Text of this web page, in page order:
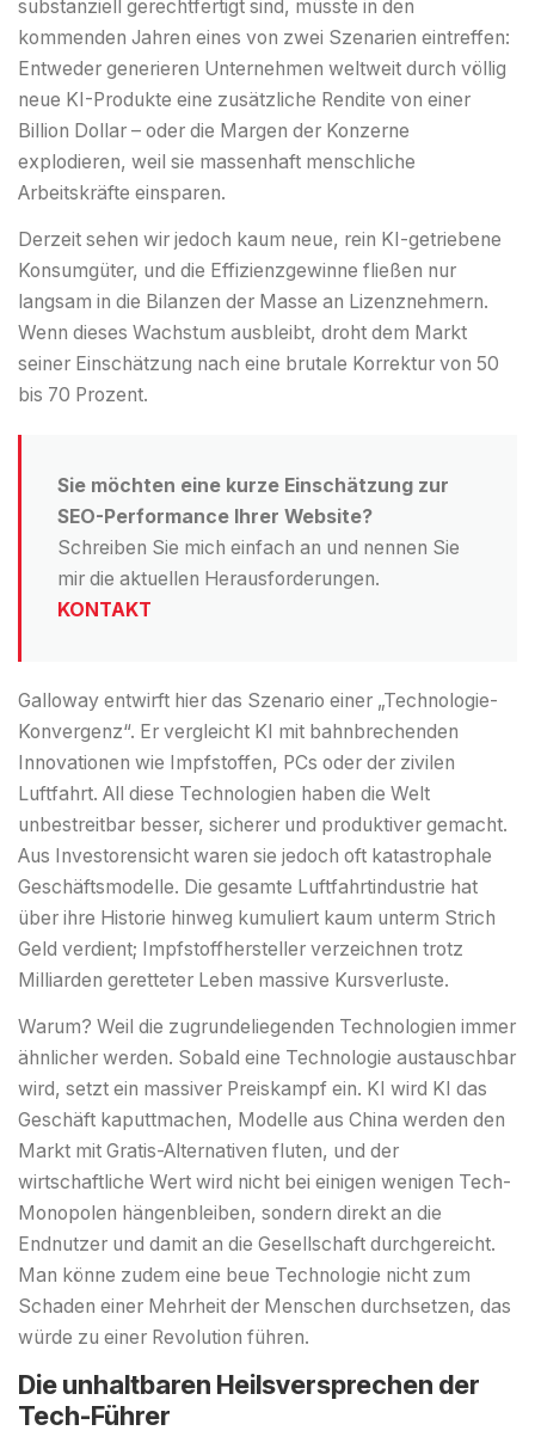
substanziell gerechtfertigt sind, müsste in den
kommenden Jahren eines von zwei Szenarien eintreffen:
Entweder generieren Unternehmen weltweit durch völlig
neue KI-Produkte eine zusätzliche Rendite von einer
Billion Dollar – oder die Margen der Konzerne
explodieren, weil sie massenhaft menschliche
Arbeitskräfte einsparen.
Derzeit sehen wir jedoch kaum neue, rein KI-getriebene
Konsumgüter, und die Effizienzgewinne fließen nur
langsam in die Bilanzen der Masse an Lizenznehmern.
Wenn dieses Wachstum ausbleibt, droht dem Markt
seiner Einschätzung nach eine brutale Korrektur von 50
bis 70 Prozent.
Sie möchten eine kurze Einschätzung zur
SEO-Performance Ihrer Website?
Schreiben Sie mich einfach an und nennen Sie
mir die aktuellen Herausforderungen.
KONTAKT
Galloway entwirft hier das Szenario einer „Technologie-
Konvergenz“. Er vergleicht KI mit bahnbrechenden
Innovationen wie Impfstoffen, PCs oder der zivilen
Luftfahrt. All diese Technologien haben die Welt
unbestreitbar besser, sicherer und produktiver gemacht.
Aus Investorensicht waren sie jedoch oft katastrophale
Geschäftsmodelle. Die gesamte Luftfahrtindustrie hat
über ihre Historie hinweg kumuliert kaum unterm Strich
Geld verdient; Impfstoffhersteller verzeichnen trotz
Milliarden geretteter Leben massive Kursverluste.
Warum? Weil die zugrundeliegenden Technologien immer
ähnlicher werden. Sobald eine Technologie austauschbar
wird, setzt ein massiver Preiskampf ein. KI wird KI das
Geschäft kaputtmachen, Modelle aus China werden den
Markt mit Gratis-Alternativen fluten, und der
wirtschaftliche Wert wird nicht bei einigen wenigen Tech-
Monopolen hängenbleiben, sondern direkt an die
Endnutzer und damit an die Gesellschaft durchgereicht.
Man könne zudem eine beue Technologie nicht zum
Schaden einer Mehrheit der Menschen durchsetzen, das
würde zu einer Revolution führen.
Die unhaltbaren Heilsversprechen der
Tech-Führer